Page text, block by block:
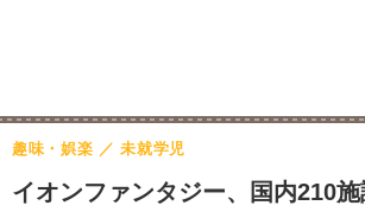
イオンファンタジー、国内210
趣味・娯楽 未就学児